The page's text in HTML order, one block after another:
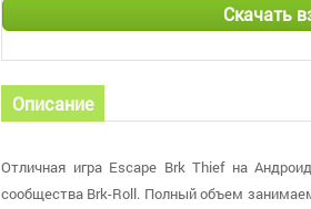
Скачать
Описание
Отличная игра Escape Brk Thief на
сообщества Brk-Roll. Полный объем